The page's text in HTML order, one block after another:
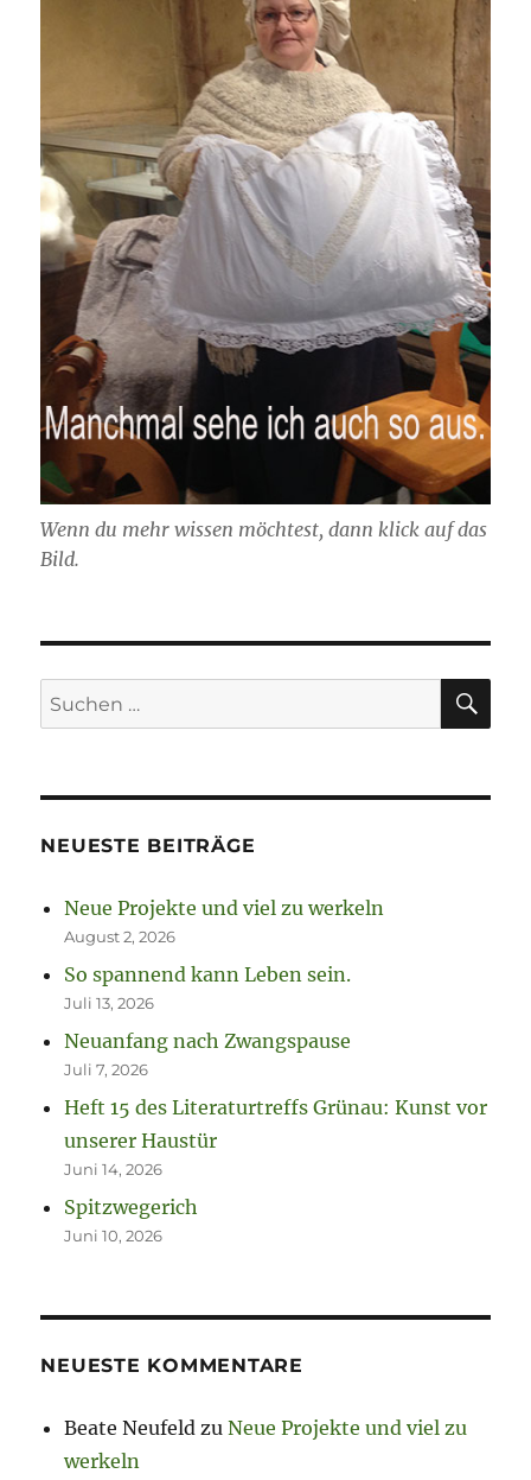
Wenn du mehr wissen möchtest, dann klick auf das
Bild.
Suchen
nach:
NEUESTE BEITRÄGE
Neue Projekte und viel zu werkeln
August 2, 2026
So spannend kann Leben sein.
Juli 13, 2026
Neuanfang nach Zwangspause
Juli 7, 2026
Heft 15 des Literaturtreffs Grünau: Kunst vor
unserer Haustür
Juni 14, 2026
Spitzwegerich
Juni 10, 2026
NEUESTE KOMMENTARE
Beate Neufeld zuNeue Projekte und viel zu
werkeln